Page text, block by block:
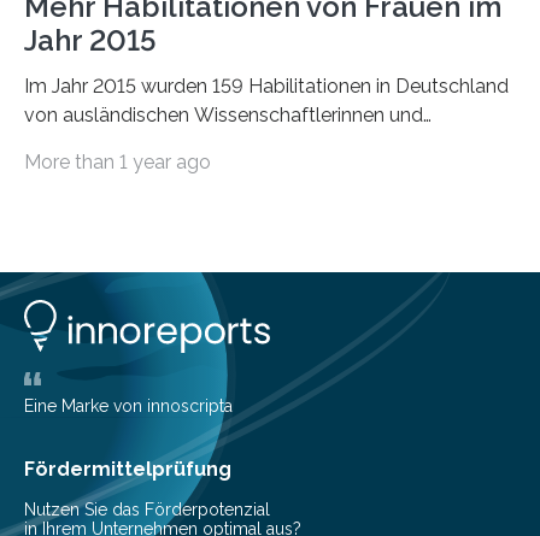
Jahr 2015
Im Jahr 2015 wurden 159 Habilitationen in Deutschland
von ausländischen Wissenschaftlerinnen und
More than 1 year ago
Eine Marke von innoscripta
Fördermittelprüfung
Nutzen Sie das Förderpotenzial
in Ihrem Unternehmen optimal aus?